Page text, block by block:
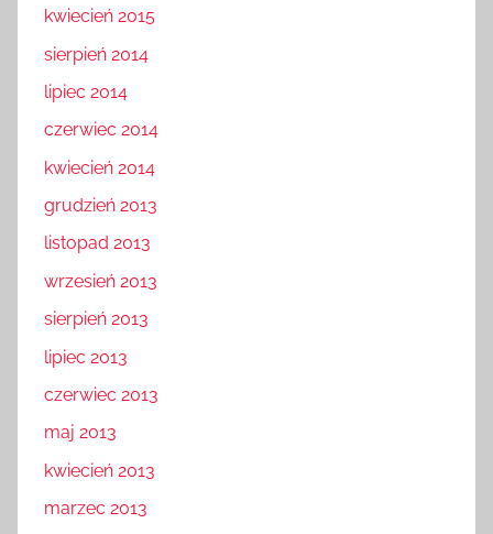
kwiecień 2015
sierpień 2014
lipiec 2014
czerwiec 2014
kwiecień 2014
grudzień 2013
listopad 2013
wrzesień 2013
sierpień 2013
lipiec 2013
czerwiec 2013
maj 2013
kwiecień 2013
marzec 2013